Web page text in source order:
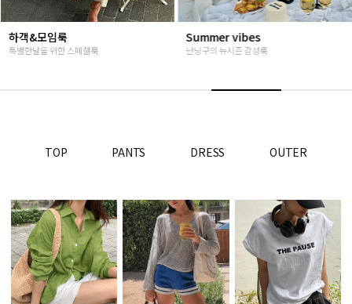
하객&모임룩
특별한날을 위한 스페셜룩
Summer vibes
난닝구의 뉴시즌 감성룩
TOP PANTS DRESS OUTER